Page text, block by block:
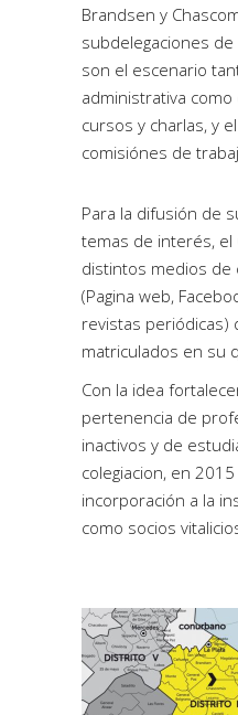
Brandsen y
subdelegaciones
son el escenario
administrativa
cursos y charlas, y
comisiónes de
Para la difusión de
temas de interés, el
distintos medios de
(Pagina web,
revistas periódicas)
matriculados en su
Con la idea
pertenencia de
inactivos y de
colegiacion, en
incorporación a la
como socios